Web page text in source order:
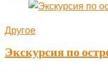
Другое
Экскурсия по